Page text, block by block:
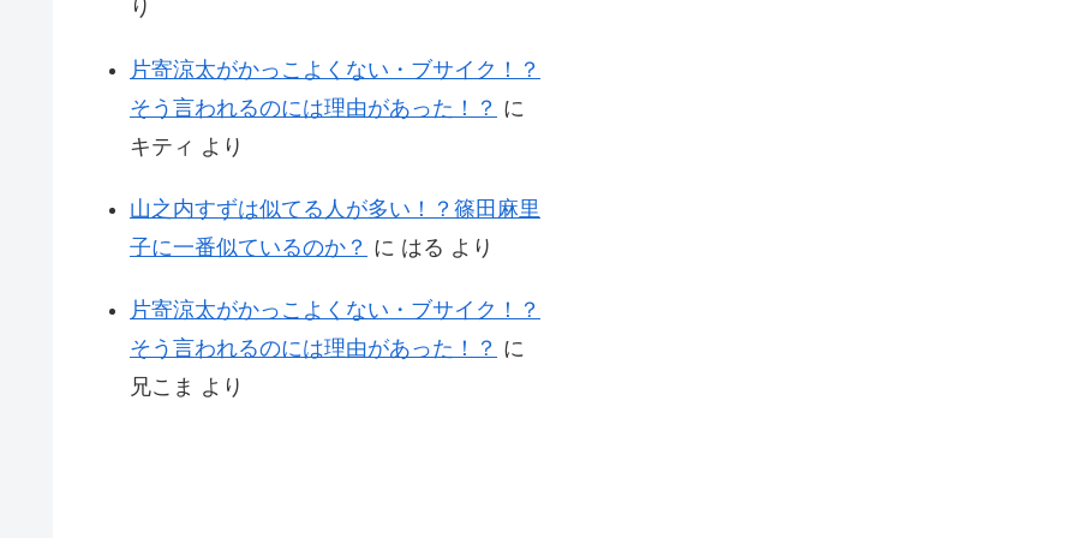
り
片寄涼太がかっこよくない・ブサイク！？
そう言われるのには理由があった！？ に
キティ より
山之内すずは似てる人が多い！？篠田麻里
子に一番似ているのか？ に はる より
片寄涼太がかっこよくない・ブサイク！？
そう言われるのには理由があった！？ に
兄こま より